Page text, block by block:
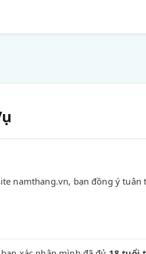
namthang.vn, bạn đồng ý tuân